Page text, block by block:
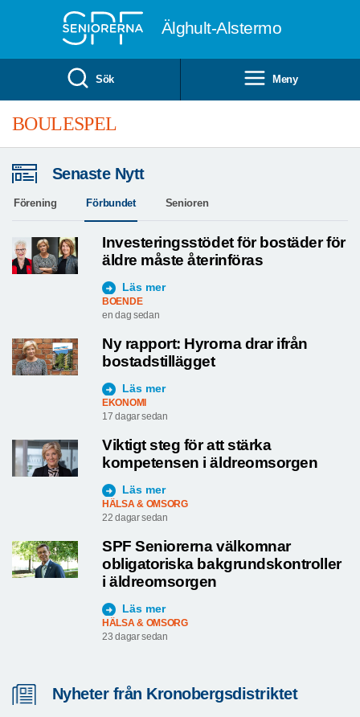
Älghult-Alstermo
Sök Meny
BOULESPEL
Senaste Nytt
Förening Förbundet Senioren
Investeringsstödet för bostäder för
äldre måste återinföras
Läs mer
BOENDE
en dag sedan
Ny rapport: Hyrorna drar ifrån
bostadstillägget
Läs mer
EKONOMI
17 dagar sedan
Viktigt steg för att stärka
kompetensen i äldreomsorgen
Läs mer
HÄLSA & OMSORG
22 dagar sedan
SPF Seniorerna välkomnar
obligatoriska bakgrundskontroller
i äldreomsorgen
Läs mer
HÄLSA & OMSORG
23 dagar sedan
Nyheter från Kronobergsdistriktet